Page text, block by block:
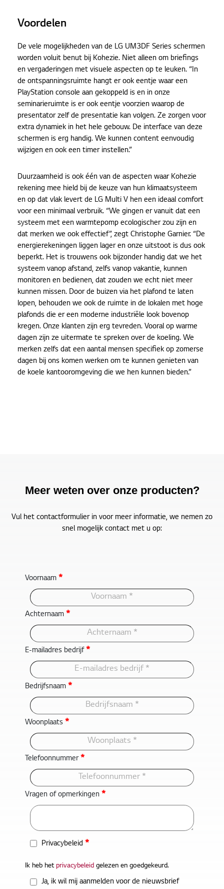
Voordelen
De vele mogelijkheden van de LG UM3DF Series schermen
worden voluit benut bij Kohezie. Niet alleen om briefings
en vergaderingen met visuele aspecten op te leuken. “In
de ontspanningsruimte hangt er ook eentje waar een
PlayStation console aan gekoppeld is en in onze
seminarieruimte is er ook eentje voorzien waarop de
presentator zelf de presentatie kan volgen. Ze zorgen voor
extra dynamiek in het hele gebouw. De interface van deze
schermen is erg handig. We kunnen content eenvoudig
wijzigen en ook een timer instellen.”
Duurzaamheid is ook één van de aspecten waar Kohezie
rekening mee hield bij de keuze van hun klimaatsysteem
en op dat vlak levert de LG Multi V hen een ideaal comfort
voor een minimaal verbruik. “We gingen er vanuit dat een
systeem met een warmtepomp ecologischer zou zijn en
dat merken we ook effectief”, zegt Christophe Garnier. “De
energierekeningen liggen lager en onze uitstoot is dus ook
beperkt. Het is trouwens ook bijzonder handig dat we het
systeem vanop afstand, zelfs vanop vakantie, kunnen
monitoren en bedienen, dat zouden we echt niet meer
kunnen missen. Door de buizen via het plafond te laten
lopen, behouden we ook de ruimte in de lokalen met hoge
plafonds die er een moderne industriële look bovenop
kregen. Onze klanten zijn erg tevreden. Vooral op warme
dagen zijn ze uitermate te spreken over de koeling. We
merken zelfs dat een aantal mensen specifiek op zomerse
dagen bij ons komen werken om te kunnen genieten van
de koele kantooromgeving die we hen kunnen bieden.”
Meer weten over onze producten?
Vul het contactformulier in voor meer informatie, we nemen zo
snel mogelijk contact met u op:
Voornaam *
Achternaam *
E-mailadres bedrijf*
Bedrijfsnaam *
Woonplaats *
Telefoonnummer*
Vragen of opmerkingen *
Privacybeleid *
Ik heb het privacybeleid gelezen en goedgekeurd.
Ja, ik wil mij aanmelden voor de nieuwsbrief